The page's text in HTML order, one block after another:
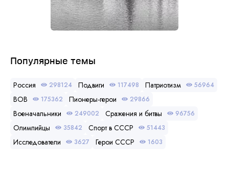
Популярные темы
Россия 298124 Подвиги 117498 Патриотизм 56964
ВОВ 175362 Пионеры-герои 29866
Военачальники 249002 Сражения и битвы 96756
Олимпийцы 35842 Спорт в СССР 51443
Исследователи 3627 Герои СССР 1603